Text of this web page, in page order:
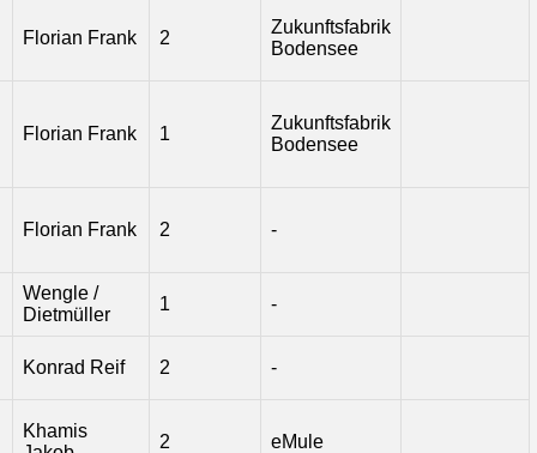
Florian Frank 2
Zukunftsfabrik
Bodensee
Florian Frank 1
Zukunftsfabrik
Bodensee
Florian Frank 2 -
Wengle /
Dietmüller
1 -
Konrad Reif 2 -
Khamis
2 eMule